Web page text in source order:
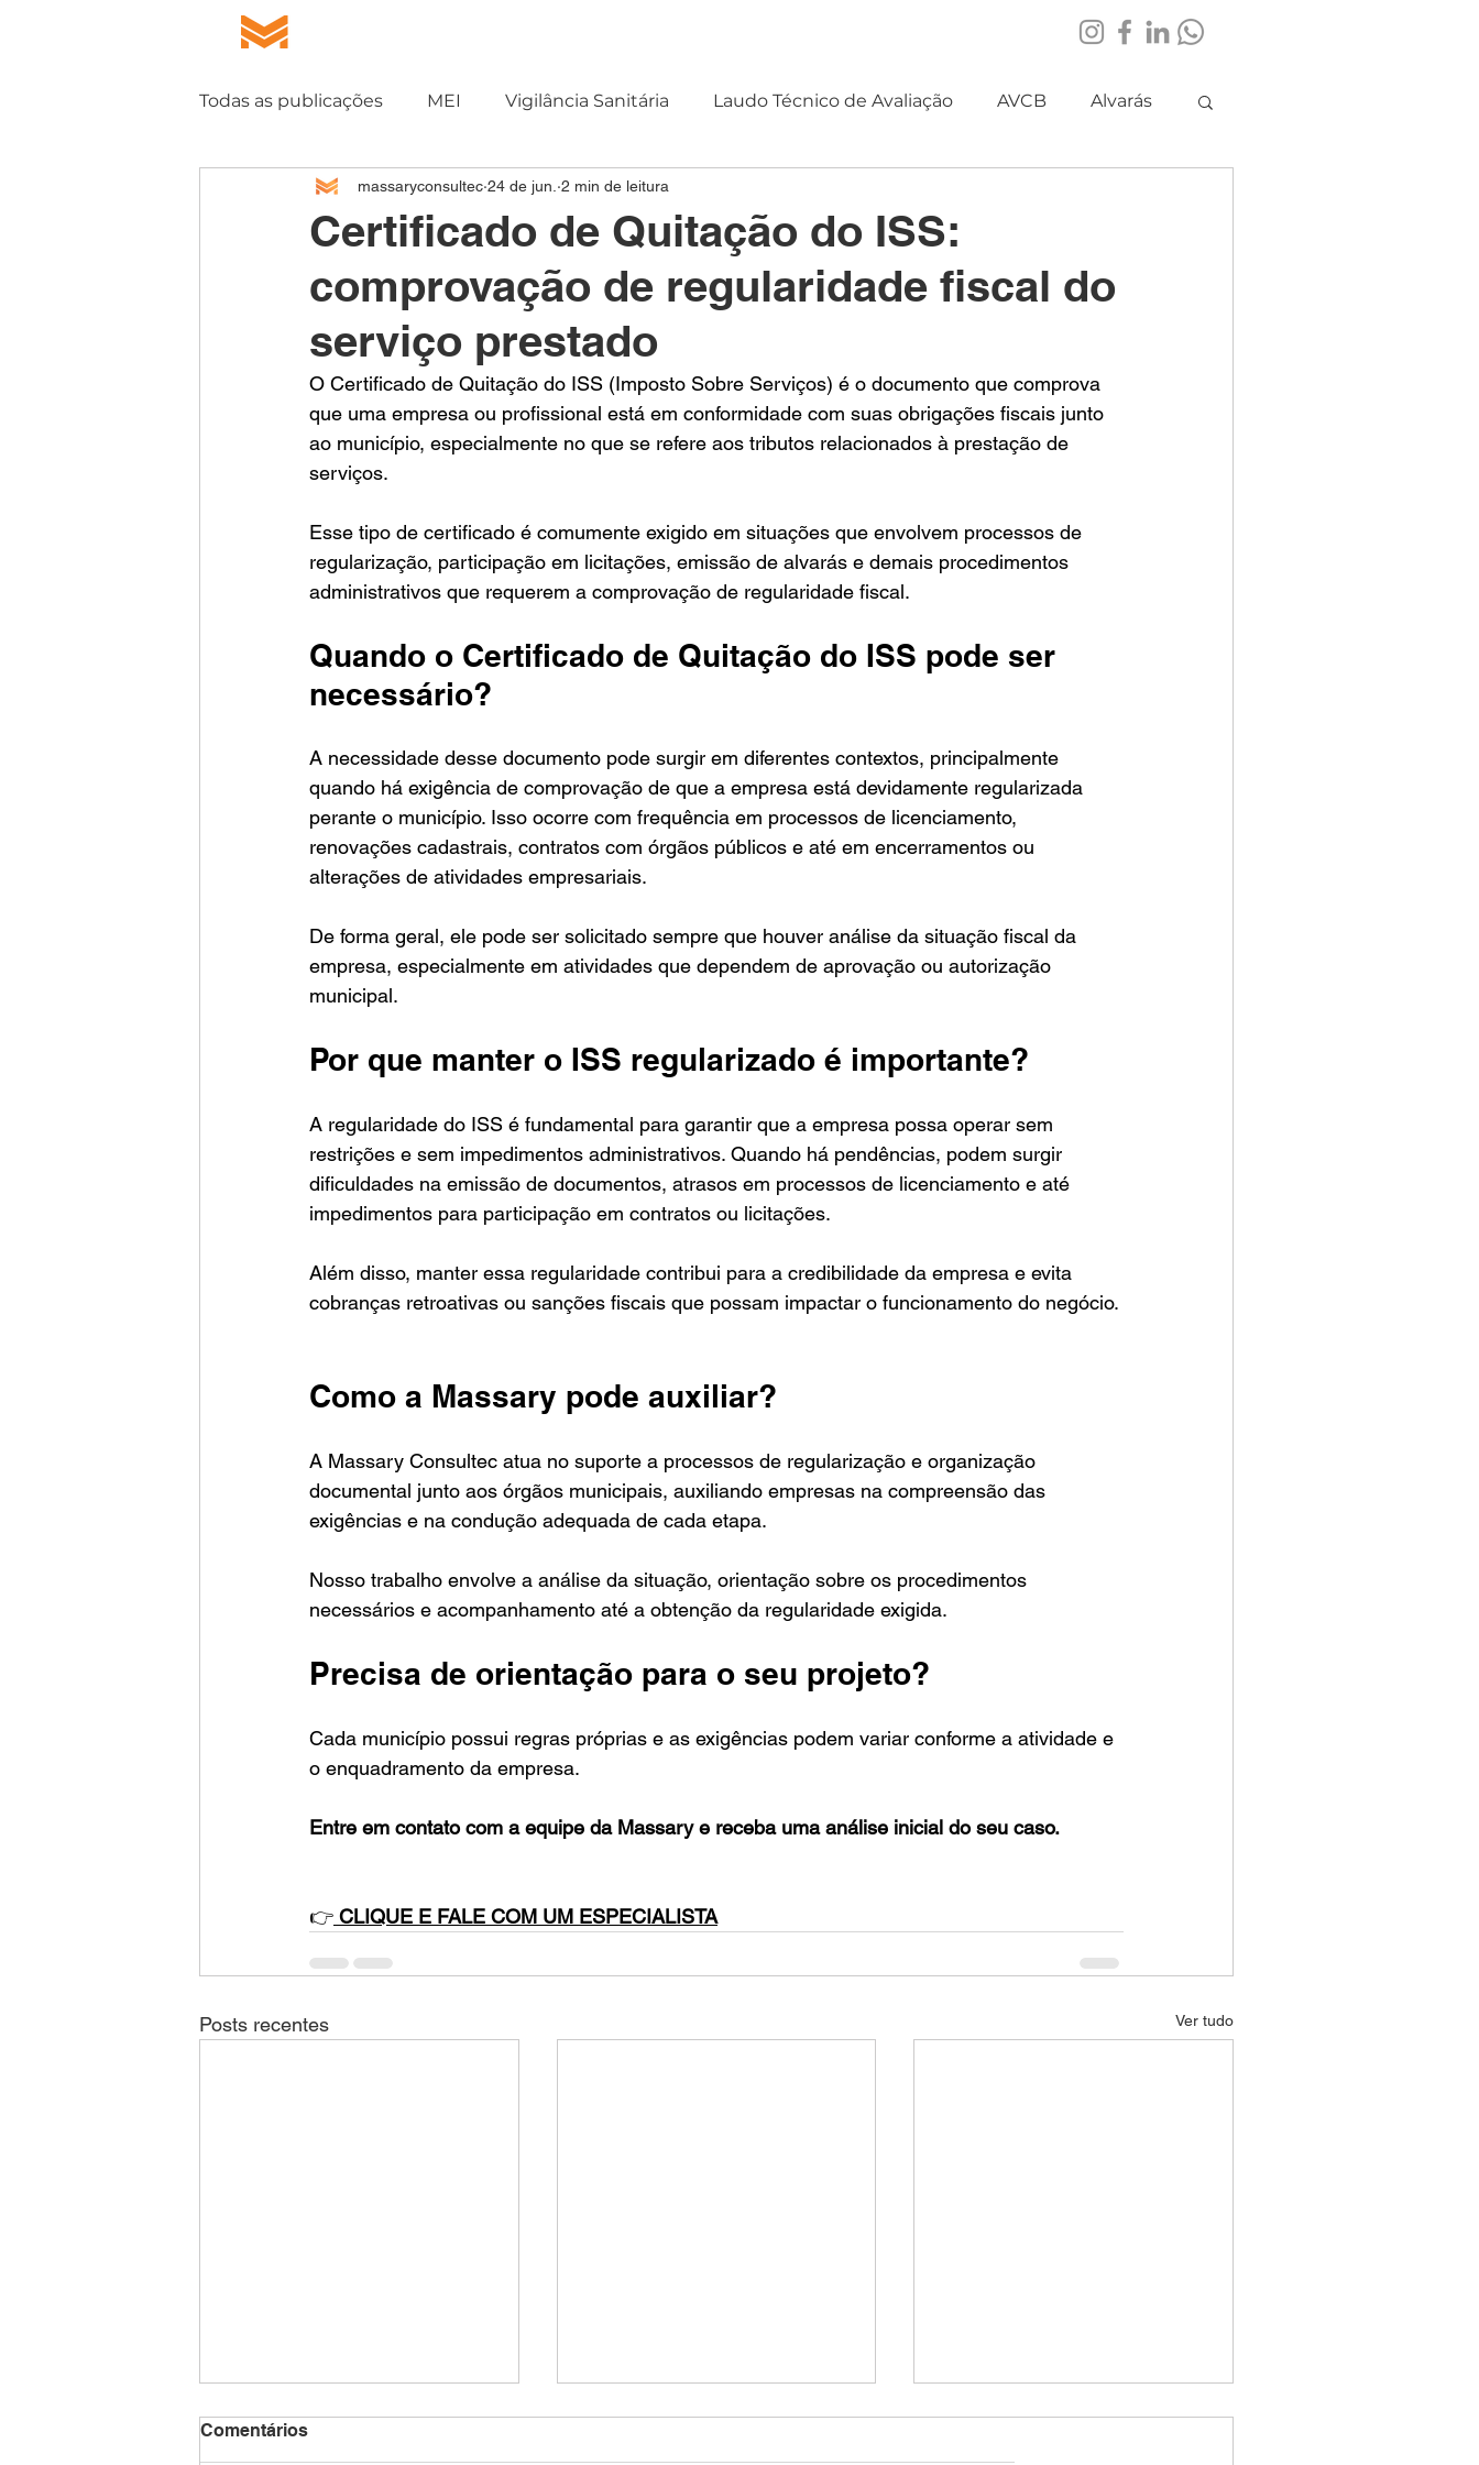
Todas as publicações MEI Vigilância Sanitária Laudo Técnico de Avaliação AVCB Alvarás
CLCB
Certificado de Quitação do ISS:
comprovação de regularidade fiscal do
serviço prestado
massaryconsultec 24 de jun. 2 min de leitura
O Certificado de Quitação do ISS (Imposto Sobre Serviços) é o documento que comprova
que uma empresa ou profissional está em conformidade com suas obrigações fiscais junto
ao município, especialmente no que se refere aos tributos relacionados à prestação de
serviços.
Esse tipo de certificado é comumente exigido em situações que envolvem processos de
regularização, participação em licitações, emissão de alvarás e demais procedimentos
administrativos que requerem a comprovação de regularidade fiscal.
Quando o Certificado de Quitação do ISS pode ser
necessário?
A necessidade desse documento pode surgir em diferentes contextos, principalmente
quando há exigência de comprovação de que a empresa está devidamente regularizada
perante o município. Isso ocorre com frequência em processos de licenciamento,
renovações cadastrais, contratos com órgãos públicos e até em encerramentos ou
alterações de atividades empresariais.
De forma geral, ele pode ser solicitado sempre que houver análise da situação fiscal da
empresa, especialmente em atividades que dependem de aprovação ou autorização
municipal.
Por que manter o ISS regularizado é importante?
A regularidade do ISS é fundamental para garantir que a empresa possa operar sem
restrições e sem impedimentos administrativos. Quando há pendências, podem surgir
dificuldades na emissão de documentos, atrasos em processos de licenciamento e até
impedimentos para participação em contratos ou licitações.
Além disso, manter essa regularidade contribui para a credibilidade da empresa e evita
cobranças retroativas ou sanções fiscais que possam impactar o funcionamento do negócio.
Como a Massary pode auxiliar?
A Massary Consultec atua no suporte a processos de regularização e organização
documental junto aos órgãos municipais, auxiliando empresas na compreensão das
exigências e na condução adequada de cada etapa.
Nosso trabalho envolve a análise da situação, orientação sobre os procedimentos
necessários e acompanhamento até a obtenção da regularidade exigida.
Precisa de orientação para o seu projeto?
Cada município possui regras próprias e as exigências podem variar conforme a atividade e
o enquadramento da empresa.
Entre em contato com a equipe da Massary e receba uma análise inicial do seu caso.
👉 CLIQUE E FALE COM UM ESPECIALISTA
Posts recentes Ver tudo
Comentários